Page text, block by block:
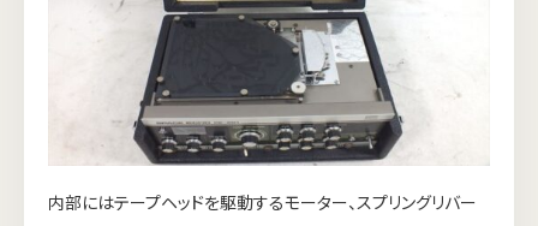
内部にはテープヘッドを駆動するモーター、スプリングリバー